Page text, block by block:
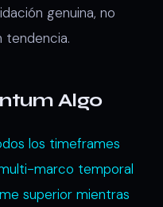
genuina, no
tendencia.
Algo
los timeframes
marco temporal
superior mientras